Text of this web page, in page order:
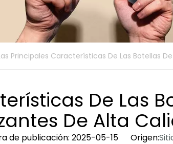
Principales Características De Las Botellas
De Las
De Alta
publicación: 2025-05-15 Origen: